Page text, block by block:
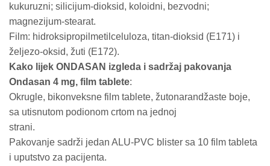
kukuruzni; silicijum-dioksid, koloidni, bezvodni;
magnezijum-stearat.
Film: hidroksipropilmetilceluloza, titan-dioksid (E171) i
željezo-oksid, žuti (E172).
Kako lijek ONDASAN izgleda i sadržaj pakovanja
Ondasan 4 mg, film tablete:
Okrugle, bikonveksne film tablete, žutonarandžaste boje,
sa utisnutom podionom crtom na jednoj
strani.
Pakovanje sadrži jedan ALU-PVC blister sa 10 film tableta
i uputstvo za pacijenta.